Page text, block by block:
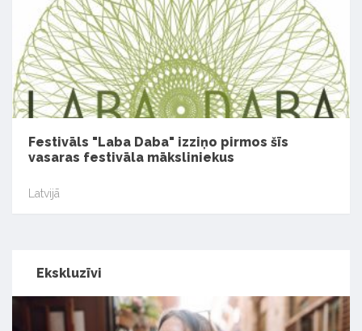
Festivāls "Laba Daba" izziņo pirmos šīs
vasaras festivāla māksliniekus
Latvijā
Ekskluzīvi